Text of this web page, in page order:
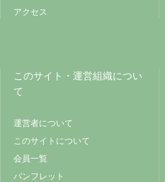
アクセス
このサイト・運営組織につい
て
運営者について
このサイトについて
会員一覧
パンフレット